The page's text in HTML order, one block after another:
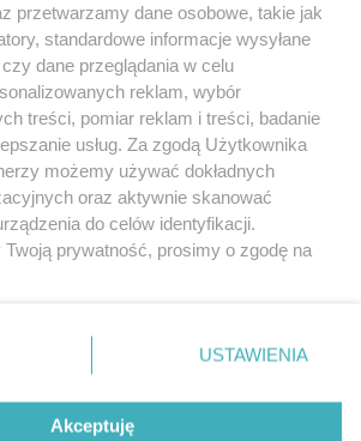
PRYWATNOŚCI HOSTING
RSS FACEBOOK KONTAKT
Nasze serwisy
Muzyka i kultura
Archiwum wydarzeń
Zdjęcia miasta
przetwarzamy dane osobowe, takie jak
standardowe informacje wysyłane
dane przeglądania w celu
reklam, wybór
treści, pomiar reklam i treści, badanie
usług. Za zgodą Użytkownika
możemy używać dokładnych
oraz aktywnie skanować
do celów identyfikacji.
prywatność, prosimy o zgodę na
dolnym rogu strony
. Niektóre
USTAWIENIA
Akceptuję